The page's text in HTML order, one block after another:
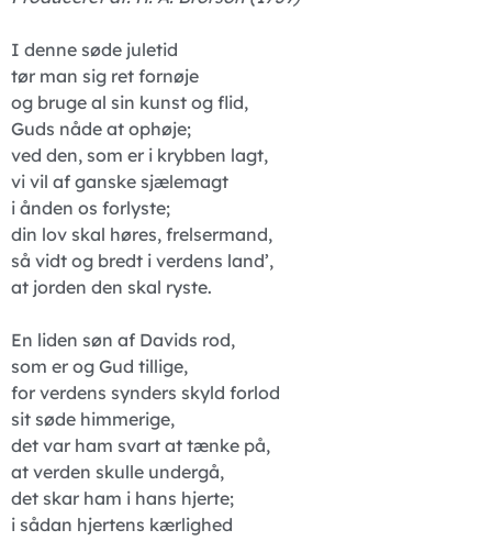
I denne søde juletid
tør man sig ret fornøje
og bruge al sin kunst og flid,
Guds nåde at ophøje;
ved den, som er i krybben lagt,
vi vil af ganske sjælemagt
i ånden os forlyste;
din lov skal høres, frelsermand,
så vidt og bredt i verdens land’,
at jorden den skal ryste.
En liden søn af Davids rod,
som er og Gud tillige,
for verdens synders skyld forlod
sit søde himmerige,
det var ham svart at tænke på,
at verden skulle undergå,
det skar ham i hans hjerte;
i sådan hjertens kærlighed